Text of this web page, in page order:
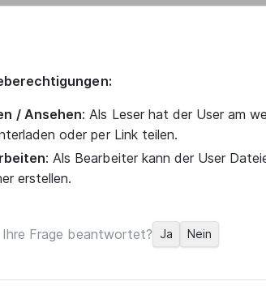
/ Ansehen: Als Leser hat der User am
oder per Link teilen.
: Als Bearbeiter kann der User
erstellen.
Frage beantwortet? Ja Nein